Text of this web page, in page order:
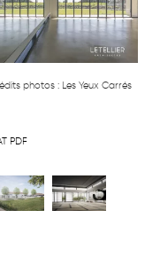
photos : Les Yeux Carrés
PDF